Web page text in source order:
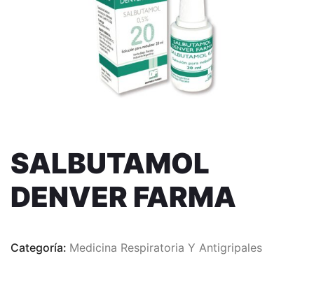
SALBUTAMOL
DENVER FARMA
Categoría: Medicina Respiratoria Y Antigripales